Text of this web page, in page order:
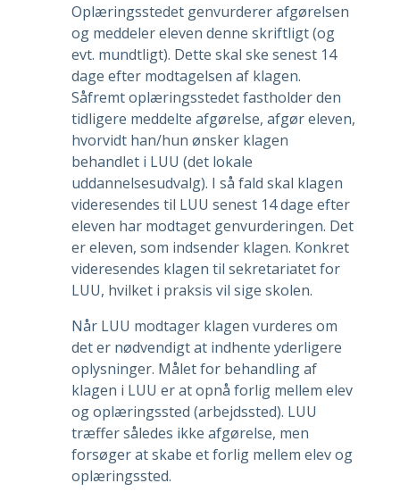
Oplæringsstedet genvurderer afgørelsen
og meddeler eleven denne skriftligt (og
evt. mundtligt). Dette skal ske senest 14
dage efter modtagelsen af klagen.
Såfremt oplæringsstedet fastholder den
tidligere meddelte afgørelse, afgør eleven,
hvorvidt han/hun ønsker klagen
behandlet i LUU (det lokale
uddannelsesudvalg). I så fald skal klagen
videresendes til LUU senest 14 dage efter
eleven har modtaget genvurderingen. Det
er eleven, som indsender klagen. Konkret
videresendes klagen til sekretariatet for
LUU, hvilket i praksis vil sige skolen.
Når LUU modtager klagen vurderes om
det er nødvendigt at indhente yderligere
oplysninger. Målet for behandling af
klagen i LUU er at opnå forlig mellem elev
og oplæringssted (arbejdssted). LUU
træffer således ikke afgørelse, men
forsøger at skabe et forlig mellem elev og
oplæringssted.